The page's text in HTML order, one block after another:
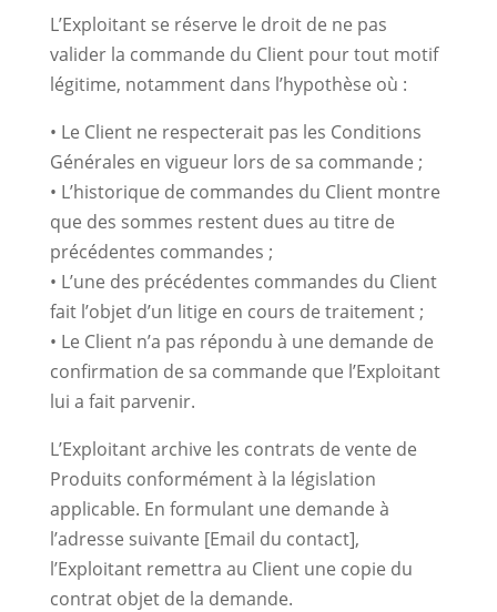
L’Exploitant se réserve le droit de ne pas
valider la commande du Client pour tout motif
légitime, notamment dans l’hypothèse où :
• Le Client ne respecterait pas les Conditions
Générales en vigueur lors de sa commande ;
• L’historique de commandes du Client montre
que des sommes restent dues au titre de
précédentes commandes ;
• L’une des précédentes commandes du Client
fait l’objet d’un litige en cours de traitement ;
• Le Client n’a pas répondu à une demande de
confirmation de sa commande que l’Exploitant
lui a fait parvenir.
L’Exploitant archive les contrats de vente de
Produits conformément à la législation
applicable. En formulant une demande à
l’adresse suivante [Email du contact],
l’Exploitant remettra au Client une copie du
contrat objet de la demande.